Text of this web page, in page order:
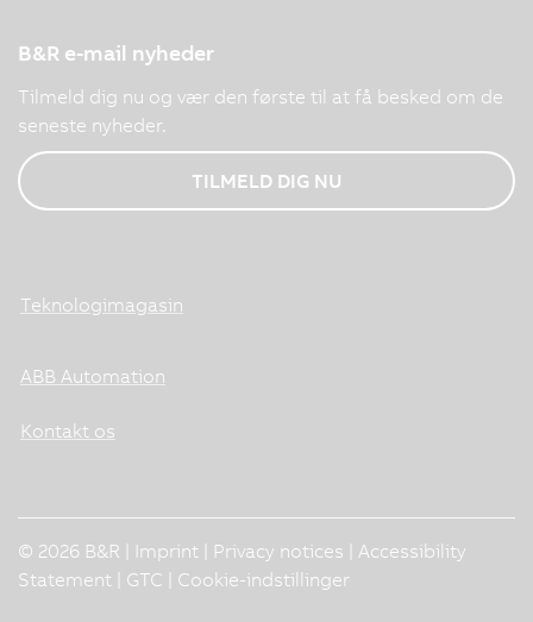
B&R e-mail nyheder
Tilmeld dig nu og vær den første til at få besked om de
seneste nyheder.
TILMELD DIG NU
Teknologimagasin
ABB Automation
Kontakt os
© 2026 B&R | Imprint Privacy notices
Accessibility
Statement
GTC Cookie-indstillinger